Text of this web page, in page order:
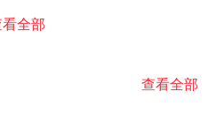
全部
查看全部